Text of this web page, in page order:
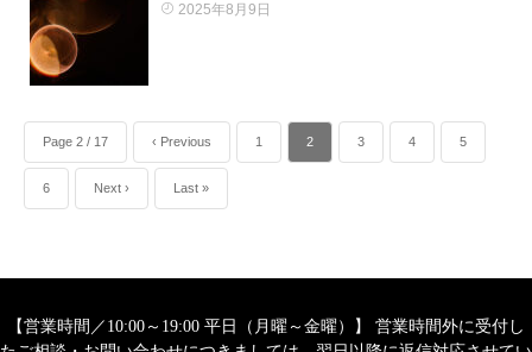
2025年8月9日
Page 2 / 17 ‹ Previous 1 2 3 4 5
6 Next › Last »
【営業時間／10:00～19:00 平日（月曜～金曜）】 営業時間外に受付し